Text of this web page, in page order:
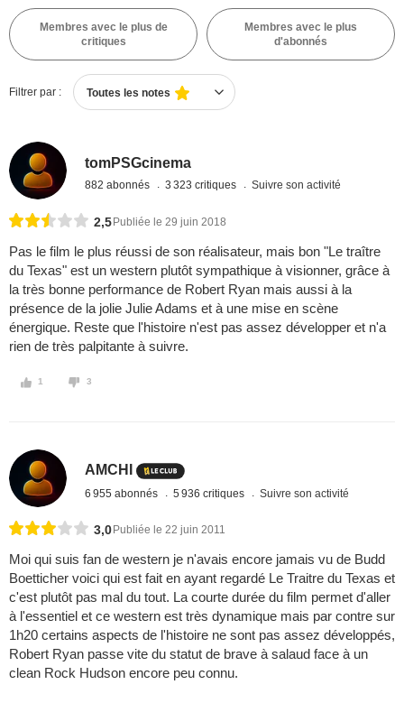
Membres avec le plus de
critiques
Membres avec le plus
d'abonnés
Filtrer par : Toutes les notes
tomPSGcinema
882 abonnés 3 323 critiques Suivre son activité
2,5 Publiée le 29 juin 2018
Pas le film le plus réussi de son réalisateur, mais bon "Le traître
du Texas" est un western plutôt sympathique à visionner, grâce à
la très bonne performance de Robert Ryan mais aussi à la
présence de la jolie Julie Adams et à une mise en scène
énergique. Reste que l'histoire n'est pas assez développer et n'a
rien de très palpitante à suivre.
1 3
AMCHI
6 955 abonnés 5 936 critiques Suivre son activité
3,0 Publiée le 22 juin 2011
Moi qui suis fan de western je n'avais encore jamais vu de Budd
Boetticher voici qui est fait en ayant regardé Le Traitre du Texas et
c'est plutôt pas mal du tout. La courte durée du film permet d'aller
à l'essentiel et ce western est très dynamique mais par contre sur
1h20 certains aspects de l'histoire ne sont pas assez développés,
Robert Ryan passe vite du statut de brave à salaud face à un
clean Rock Hudson encore peu connu.